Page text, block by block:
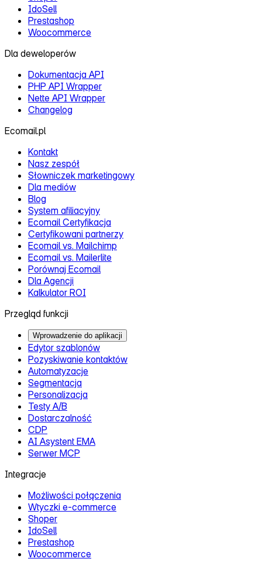
IdoSell
Prestashop
Woocommerce
Dla deweloperów
Dokumentacja API
PHP API Wrapper
Nette API Wrapper
Changelog
Ecomail.pl
Kontakt
Nasz zespół
Słowniczek marketingowy
Dla mediów
Blog
System afiliacyjny
Ecomail Certyfikacja
Certyfikowani partnerzy
Ecomail vs. Mailchimp
Ecomail vs. Mailerlite
Porównaj Ecomail
Dla Agencji
Kalkulator ROI
Przegląd funkcji
Wprowadzenie do aplikacji
Edytor szablonów
Pozyskiwanie kontaktów
Automatyzacje
Segmentacja
Personalizacja
Testy A/B
Dostarczalność
CDP
AI Asystent EMA
Serwer MCP
Integracje
Możliwości połączenia
Wtyczki e‑commerce
Shoper
IdoSell
Prestashop
Woocommerce